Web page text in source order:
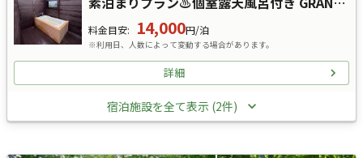
料金目安: 14,000円/泊
※利用日、人数によって変動する場合があります。
詳細
宿泊施設を全て表示 (2件)